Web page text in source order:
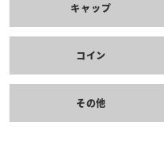
キャップ
コイン
その他